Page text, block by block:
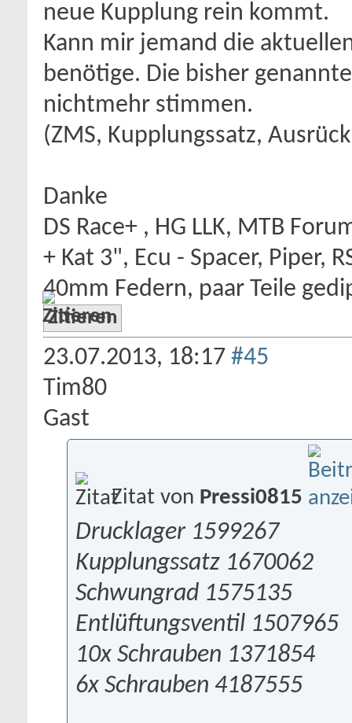
neue Kupplung rein kommt.
Kann mir jemand die
benötige. Die bisher
nichtmehr stimmen.
(ZMS, Kupplungssatz,
Danke
DS Race+ , HG LLK, MTB
+ Kat 3", Ecu - Spacer, Piper,
40mm Federn, paar Teile
Zitieren
23.07.2013, 18:17 #45
Tim80
Gast
Zitat von Pressi0815
Drucklager 1599267
Kupplungssatz 1670062
Schwungrad 1575135
Entlüftungsventil 1507965
10x Schrauben 1371854
6x Schrauben 4187555